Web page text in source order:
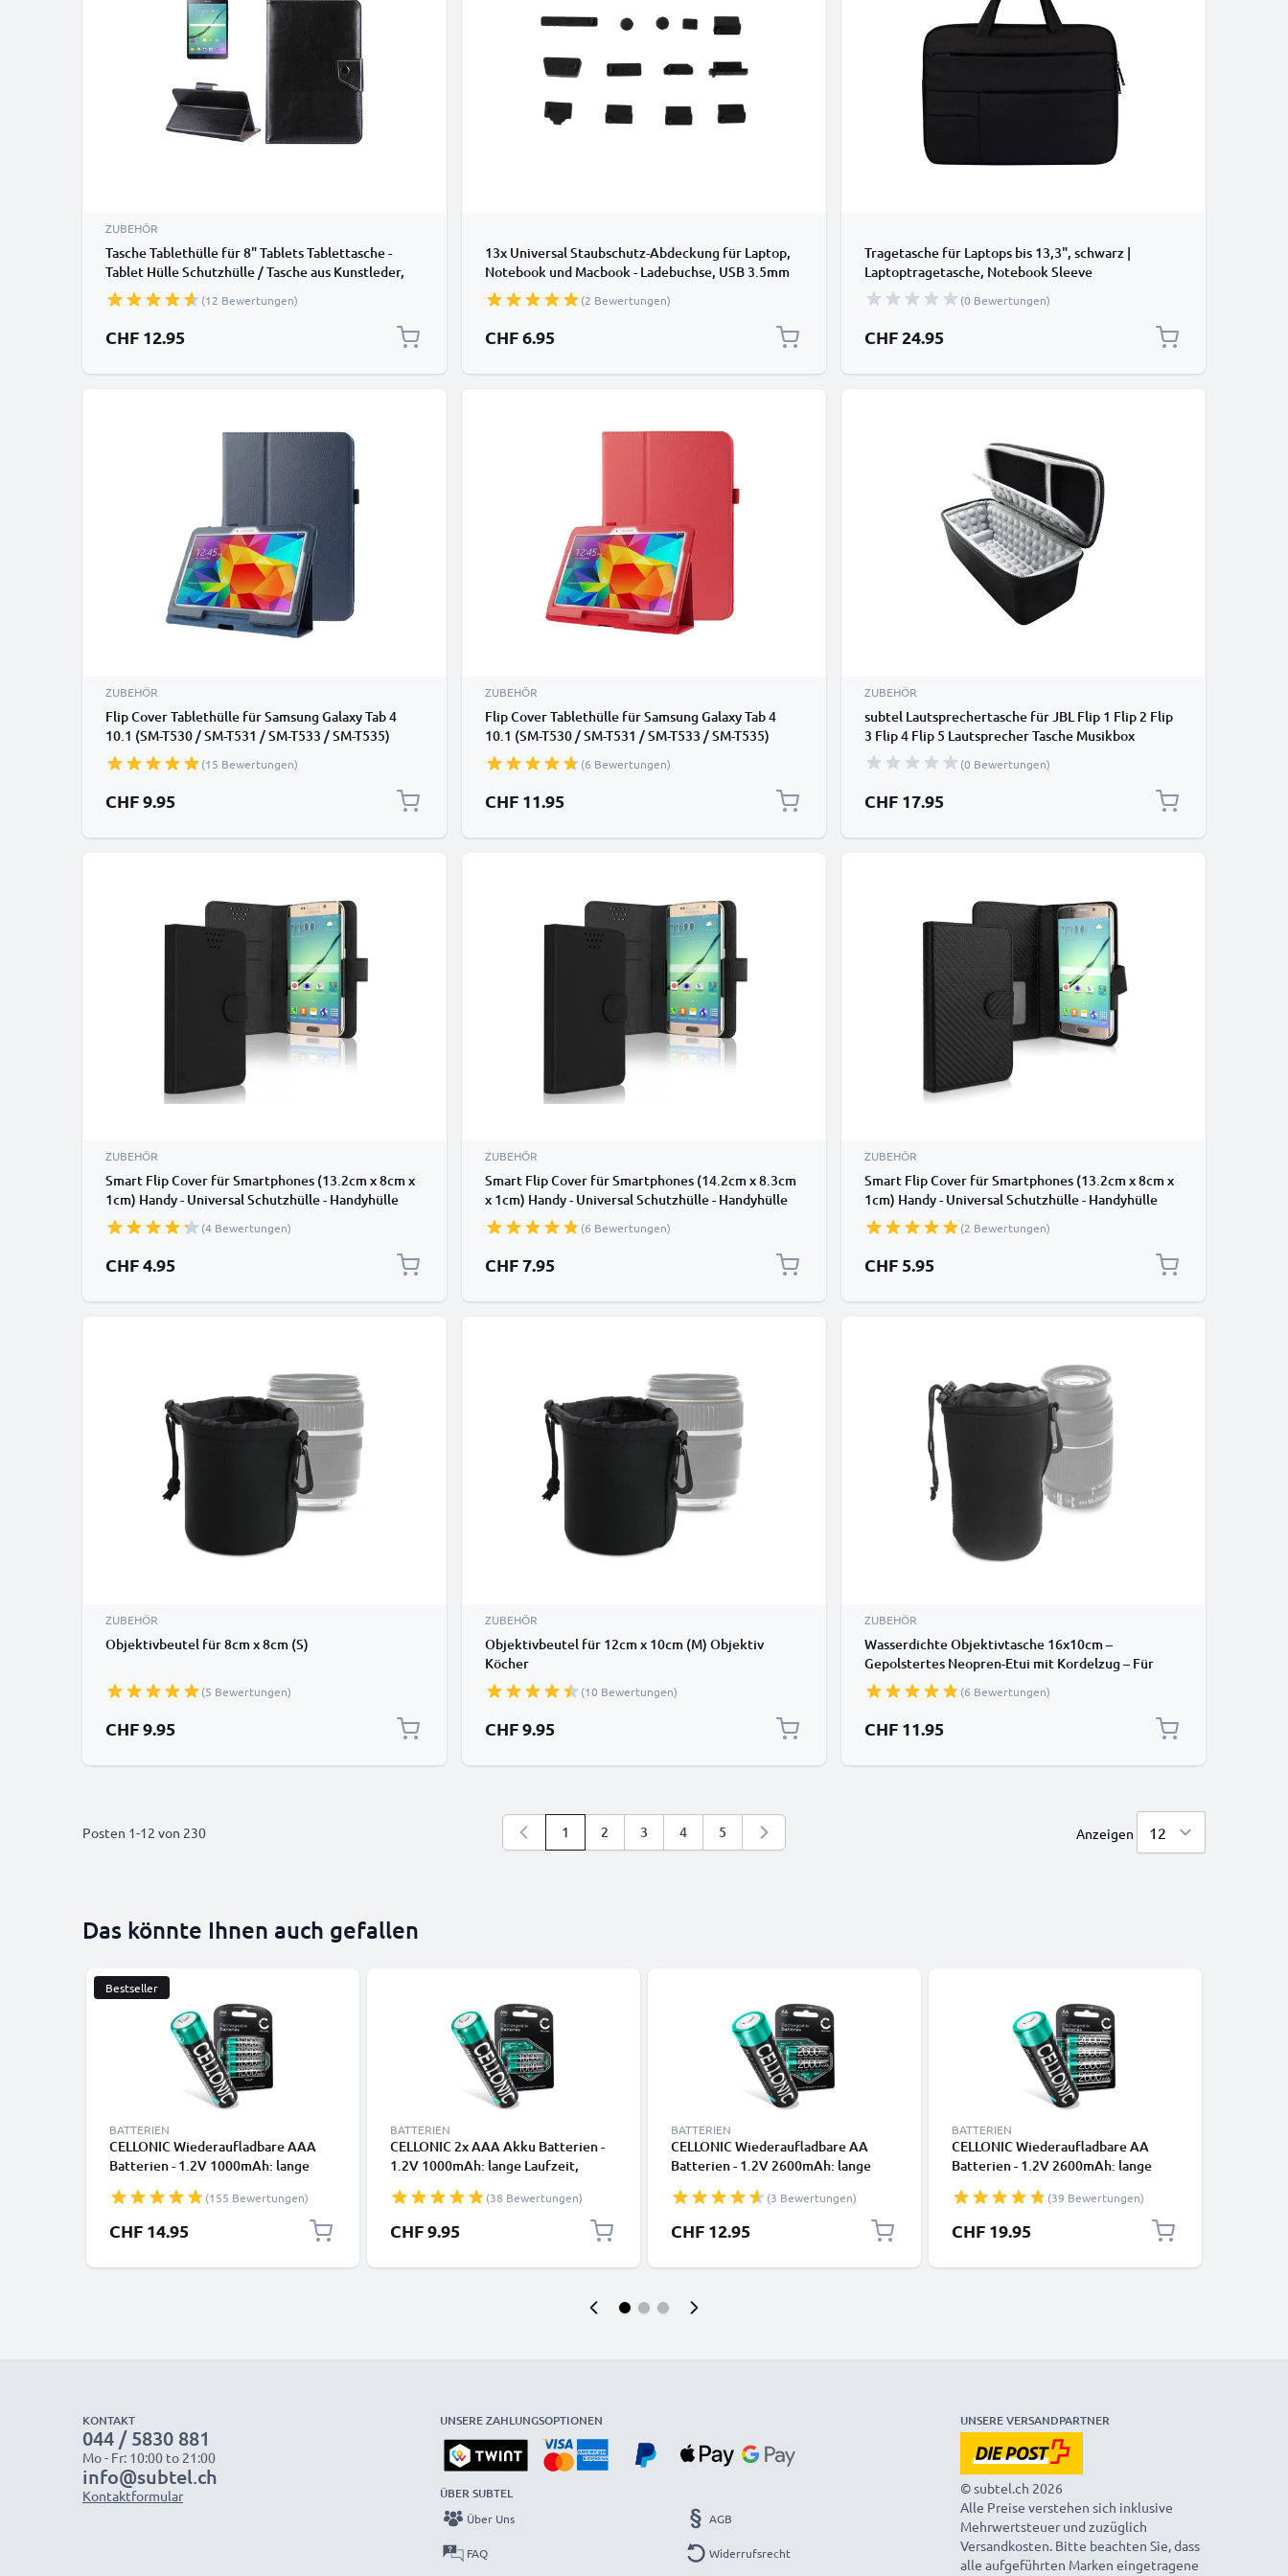
ZUBEHÖR
Tasche Tablethülle für 8" Tablets Tablettasche -
Tablet Hülle Schutzhülle / Tasche aus Kunstleder,
schwarz Case
(12 Bewertungen)
CHF 12.95
13x Universal Staubschutz-Abdeckung für Laptop,
Notebook und Macbook - Ladebuchse, USB 3.5mm
Kopfhörer Anschluss - Staubschutzkappen Set,
Staub Schutz Stecker / Stöpsel
(2 Bewertungen)
CHF 6.95
Tragetasche für Laptops bis 13,3", schwarz |
Laptoptragetasche, Notebook Sleeve
(0 Bewertungen)
CHF 24.95
ZUBEHÖR
Flip Cover Tablethülle für Samsung Galaxy Tab 4
10.1 (SM-T530 / SM-T531 / SM-T533 / SM-T535)
Tablet Schutzhülle mit Bumper und Ständer /
Stankfunktion - Kunstleder dunkelblau Bookstyle
Case Klapphülle faltbar - Touchpad Tasche / Hülle
(15 Bewertungen)
CHF 9.95
ZUBEHÖR
Flip Cover Tablethülle für Samsung Galaxy Tab 4
10.1 (SM-T530 / SM-T531 / SM-T533 / SM-T535)
Tablet Schutzhülle mit Bumper und Ständer /
Stankfunktion - Kunstleder rot Bookstyle Case
Klapphülle faltbar - Touchpad Tasche / Hülle
(6 Bewertungen)
CHF 11.95
ZUBEHÖR
subtel Lautsprechertasche für JBL Flip 1 Flip 2 Flip
3 Flip 4 Flip 5 Lautsprecher Tasche Musikbox
Schutzhülle - stoßfest, gepolstert, schwarz -
Hardcase Speaker Case Tragetasche Hülle
(0 Bewertungen)
CHF 17.95
ZUBEHÖR
Smart Flip Cover für Smartphones (13.2cm x 8cm x
1cm) Handy - Universal Schutzhülle - Handyhülle
Bookstyle Case PU Leder Klapphülle faltbar, Tasche
schwarz, EC Kreditkarten Halter, Kartenfach Hülle
(4 Bewertungen)
CHF 4.95
ZUBEHÖR
Smart Flip Cover für Smartphones (14.2cm x 8.3cm
x 1cm) Handy - Universal Schutzhülle - Handyhülle
Bookstyle Case PU Leder Klapphülle faltbar, Tasche
schwarz, EC Kreditkarten Halter, Kartenfach Hülle
(6 Bewertungen)
CHF 7.95
ZUBEHÖR
Smart Flip Cover für Smartphones (13.2cm x 8cm x
1cm) Handy - Universal Schutzhülle - Handyhülle
Bookstyle Case PU Leder Klapphülle faltbar, Tasche
schwarz, EC Kreditkarten Halter, Kartenfach Hülle
(2 Bewertungen)
CHF 5.95
ZUBEHÖR
Objektivbeutel für 8cm x 8cm (S)
(5 Bewertungen)
CHF 9.95
ZUBEHÖR
Objektivbeutel für 12cm x 10cm (M) Objektiv
Köcher
(10 Bewertungen)
CHF 9.95
ZUBEHÖR
Wasserdichte Objektivtasche 16x10cm –
Gepolstertes Neopren-Etui mit Kordelzug – Für
Canon, Nikon, Sony DSLR von CELLONIC
(6 Bewertungen)
CHF 11.95
Posten 1-12 von 230 Sie lesen gerade die Seite
1 Seite
2 Seite
3 Seite
4 Seite
5 Anzeigen
Das könnte Ihnen auch gefallen
Bestseller
BATTERIEN
CELLONIC Wiederaufladbare AAA
Batterien - 1.2V 1000mAh: lange
Fernbedienung Telefon Babyphone
Solarlampe - Akkubatterie:
aufladbare NiMH Akku AAA Micro
(155 Bewertungen)
CHF 14.95
BATTERIEN
CELLONIC 2x AAA Akku Batterien -
1.2V 1000mAh: lange Laufzeit,
Batterien f. Fernbedienung Telefon
Babyphone Solarlampe: aufladbare
NiMH Akkus AAA Micro R03 LR03
(38 Bewertungen)
CHF 9.95
BATTERIEN
CELLONIC Wiederaufladbare AA
Batterien - 1.2V 2600mAh: lange
Controller Kamera
Fahrradbeleuchtung Telefon GPS
Navigation Funkgeräte -
rechargeable Battery
(3 Bewertungen)
CHF 12.95
BATTERIEN
CELLONIC Wiederaufladbare AA
Batterien - 1.2V 2600mAh: lange
Controller Kamera
Fahrradbeleuchtung Telefon GPS
Navigation Funkgeräte -
(39 Bewertungen)
CHF 19.95
KONTAKT
044 / 5830 881
Mo - Fr: 10:00 to 21:00
info@subtel.ch
Kontaktformular
UNSERE ZAHLUNGSOPTIONEN
ÜBER SUBTEL
Über Uns
FAQ
AGB
Widerrufsrecht
UNSERE VERSANDPARTNER
© subtel.ch 2026
Alle Preise verstehen sich inklusive
Mehrwertsteuer und zuzüglich
Versandkosten. Bitte beachten Sie, dass
alle aufgeführten Marken eingetragene